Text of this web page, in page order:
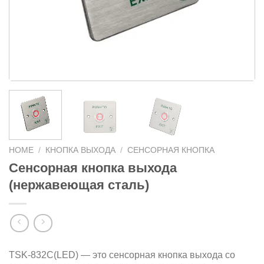
HOME / КНОПКА ВЫХОДА / СЕНСОРНАЯ КНОПКА
Сенсорная кнопка выхода
(нержавеющая сталь)
TSK-832C(LED) — это сенсорная кнопка выхода со